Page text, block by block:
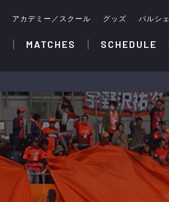
アカデミー／スクール グッズ パルシェ
MATCHES SCHEDULE